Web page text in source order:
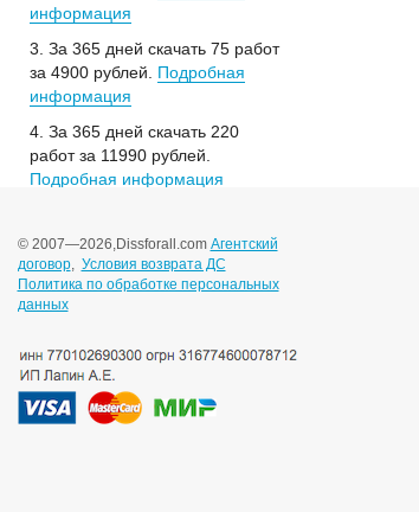
информация
3. За 365 дней скачать 75 работ
за 4900 рублей. Подробная
информация
4. За 365 дней скачать 220
работ за 11990 рублей.
Подробная информация
© 2007—2026,Dissforall.com Агентский
договор, Условия возврата ДС
Политика по обработке персональных
данных